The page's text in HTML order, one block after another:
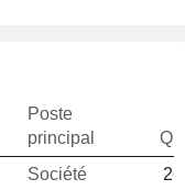
Poste
principal
Société